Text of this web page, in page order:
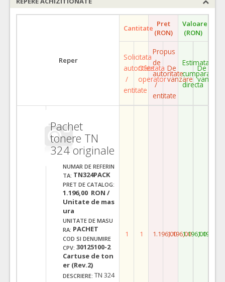
Reper
Cantitate Pret
(RON)
Valoare
(RON)
Solicitata
autoritate
/
entitate
Ofertata
operator
Propus
de
autoritate
/
entitate
De
vanzare
Estimata
cumparare
directa
De
vanzare
Pachet
tonere TN
324 originale
NUMAR DE REFERIN
TA: TN324PACK
PRET DE CATALOG:
1.196,00 RON /
Unitate de mas
ura
UNITATE DE MASU
RA: PACHET
COD SI DENUMIRE
CPV: 30125100-2
Cartuse de ton
er (Rev.2)
DESCRIERE: TN 324
1 1 1.196,001.196,001.196,001.196,00